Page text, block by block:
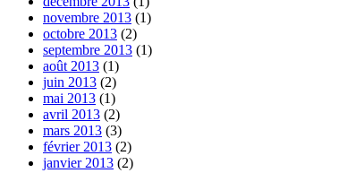
novembre 2013 (1)
octobre 2013 (2)
septembre 2013 (1)
août 2013 (1)
juin 2013 (2)
mai 2013 (1)
avril 2013 (2)
mars 2013 (3)
février 2013 (2)
janvier 2013 (2)